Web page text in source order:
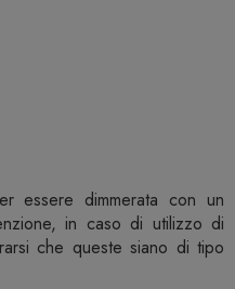
essere dimmerata con un
in caso di utilizzo di
che queste siano di tipo